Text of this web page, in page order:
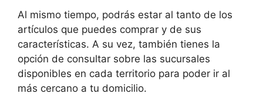
Al mismo tiempo, podrás estar al tanto de los
artículos que puedes comprar y de sus
características. A su vez, también tienes la
opción de consultar sobre las sucursales
disponibles en cada territorio para poder ir al
más cercano a tu domicilio.